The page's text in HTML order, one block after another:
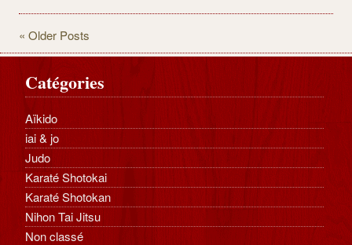
« Older Posts
Catégories
Aïkido
iai & jo
Judo
Karaté Shotokai
Karaté Shotokan
Nihon Tai Jitsu
Non classé